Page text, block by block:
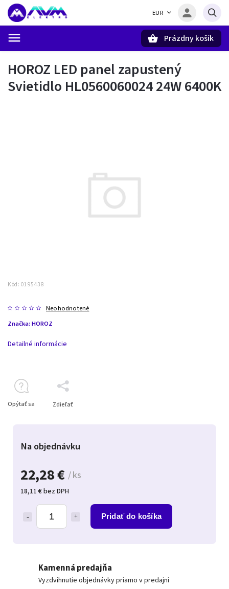
EUR
Prázdny košík
HOROZ LED panel zapustený
Svietidlo HL0560060024 24W 6400K
Kód: 0195438
Neohodnotené
Značka: HOROZ
22,28 € / ks
18,11 € bez DPH
Pridať do košíka
Na objednávku
Detailné informácie
Opýtať sa Zdieľať
Kamenná predajňa
Vyzdvihnutie objednávky priamo v predajni